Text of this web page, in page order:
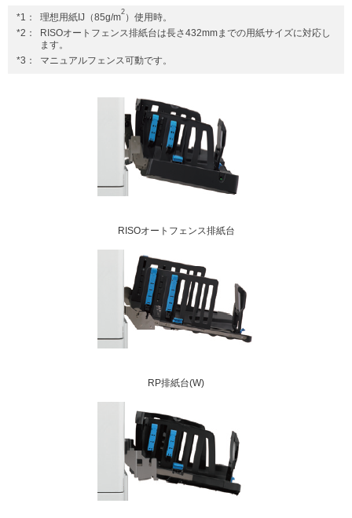
*1： 理想用紙IJ（85g/m2 ）使用時。
*2：
RISOオートフェンス排紙台は長さ432mmまでの用紙サイズに対応し
ます。
*3：
マニュアルフェンス可動です。
RISOオートフェンス排紙台
RP排紙台(W)